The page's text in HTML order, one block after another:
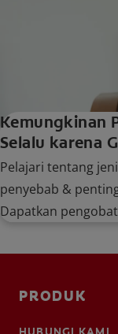
Kemungkinan
Selalu karena
Pelajari tentang
penyebab &
Dapatkan
yang baik.
PRODUK